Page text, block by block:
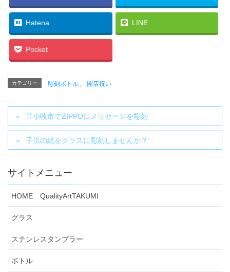
Hatena LINE
Pocket
カテゴリー 彫刻ボトル 、 開店祝い
苫小牧市でZIPPOにメッセージを彫刻
子供の絵をグラスに彫刻しませんか？
サイトメニュー
HOME QualityArtTAKUMI
グラス
ステンレスタンブラー
ボトル